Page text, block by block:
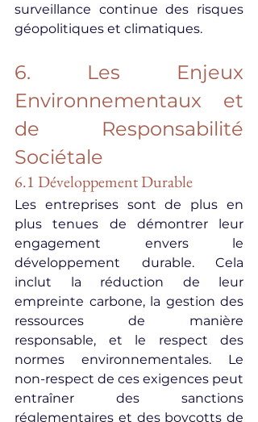
surveillance continue des risques
géopolitiques et climatiques.
6. Les Enjeux
Environnementaux et
de Responsabilité
Sociétale
6.1 Développement Durable
Les entreprises sont de plus en
plus tenues de démontrer leur
engagement envers le
développement durable. Cela
inclut la réduction de leur
empreinte carbone, la gestion des
ressources de manière
responsable, et le respect des
normes environnementales. Le
non-respect de ces exigences peut
entraîner des sanctions
réglementaires et des boycotts de